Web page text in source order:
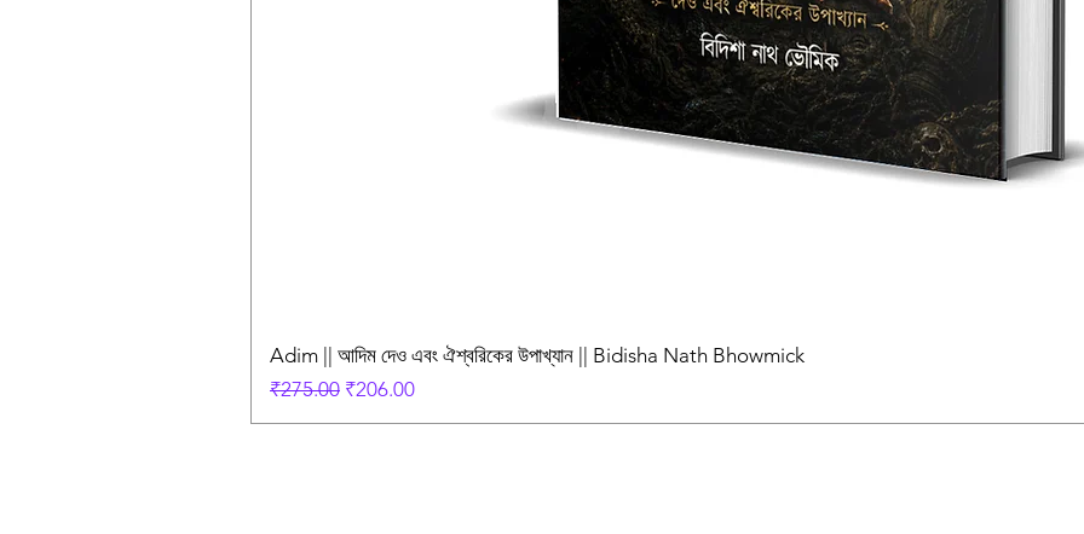
Adim || আদিম দেও এবং ঐশ্বরিকের উপাখ্যান || Bidisha Nath Bhowmick
Regular Price
₹275.00 Sale Price
₹206.00